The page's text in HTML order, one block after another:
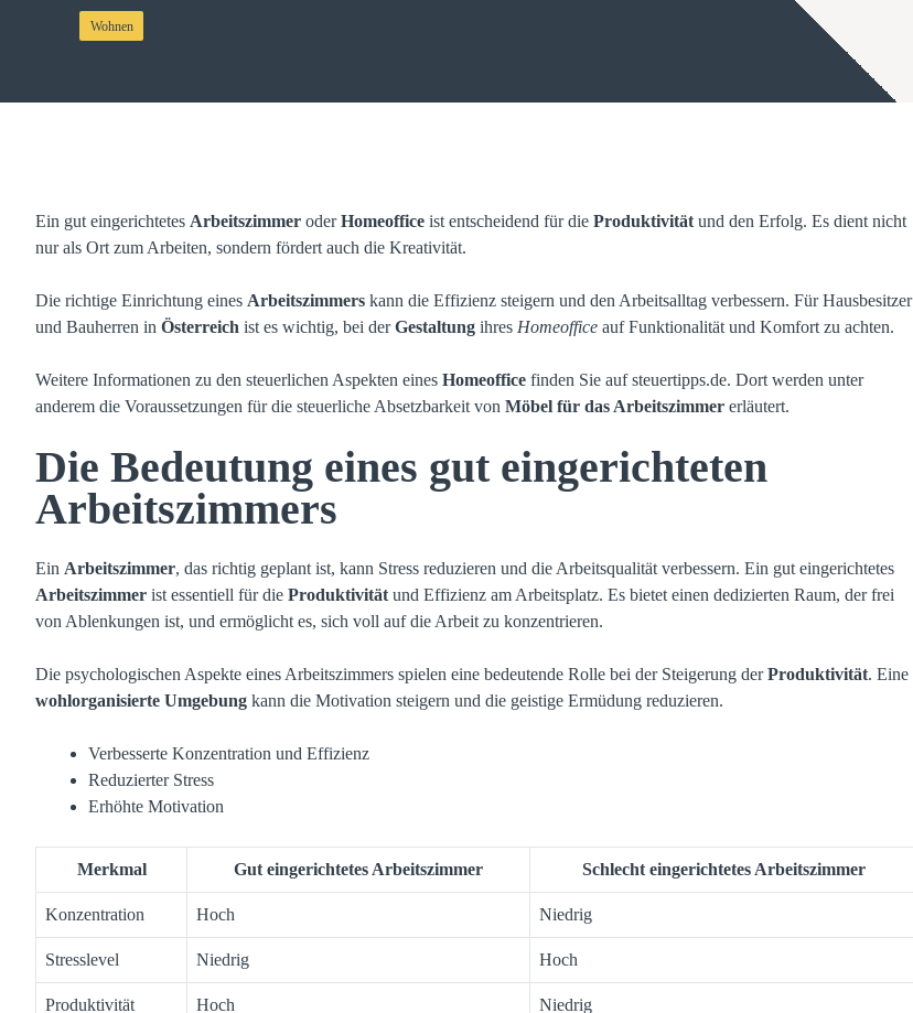
Wohnen
Ein gut eingerichtetes Arbeitszimmer oderHomeoffice ist entscheidend für die Produktivität und den Erfolg. Es dient nicht
nur als Ort zum Arbeiten, sondern fördert auch die Kreativität.
Die richtige Einrichtung eines Arbeitszimmers kann die Effizienz steigern und den Arbeitsalltag verbessern. Für Hausbesitzer
und Bauherren in Österreich ist es wichtig, bei derGestaltung ihres Homeoffice auf Funktionalität und Komfort zu achten.
Weitere Informationen zu den steuerlichen Aspekten eines Homeoffice finden Sie aufsteuertipps.de. Dort werden unter
anderem die Voraussetzungen für die steuerliche Absetzbarkeit von Möbel für das Arbeitszimmer erläutert.
Die Bedeutung eines gut eingerichteten
Arbeitszimmers
Ein Arbeitszimmer, das richtig geplant ist, kann Stress reduzieren und die Arbeitsqualität verbessern. Ein gut eingerichtetes
Arbeitszimmer ist essentiell für die Produktivität und Effizienz am Arbeitsplatz. Es bietet einen dedizierten Raum, der frei
von Ablenkungen ist, und ermöglicht es, sich voll auf die Arbeit zu konzentrieren.
Die psychologischen Aspekte eines Arbeitszimmers spielen eine bedeutende Rolle bei der Steigerung derProduktivität. Eine
wohlorganisierte Umgebung kann die Motivation steigern und die geistige Ermüdung reduzieren.
Verbesserte Konzentration und Effizienz
Reduzierter Stress
Erhöhte Motivation
Merkmal Gut eingerichtetes Arbeitszimmer Schlecht eingerichtetes Arbeitszimmer
Konzentration Hoch Niedrig
Stresslevel Niedrig Hoch
Produktivität Hoch Niedrig